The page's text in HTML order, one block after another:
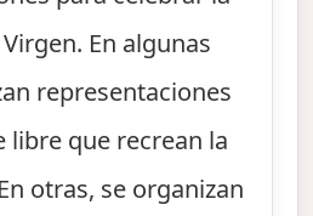
En algunas
representaciones
libre que recrean la
otras, se organizan